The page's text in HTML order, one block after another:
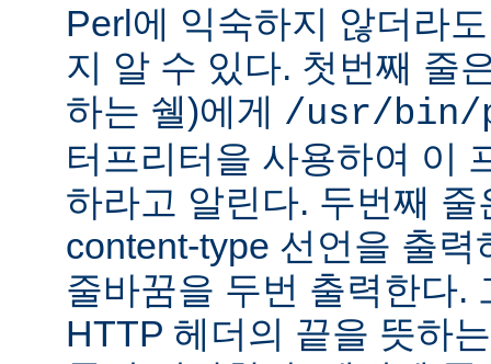
Perl에 익숙하지 않더라
지 알 수 있다. 첫번째 줄
하는 쉘)에게 /usr/bin/
터프리터을 사용하여 이
하라고 알린다. 두번째 줄
content-type 선언을 출
줄바꿈을 두번 출력한다.
HTTP 헤더의 끝을 뜻하